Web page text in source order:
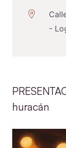
-
huracán